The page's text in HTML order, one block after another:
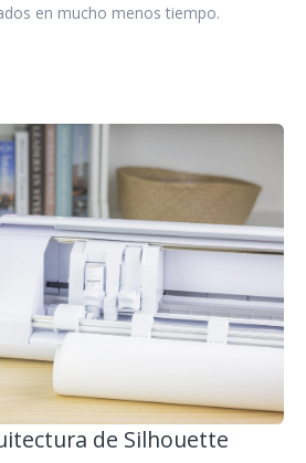
en mucho menos tiempo.
de Silhouette